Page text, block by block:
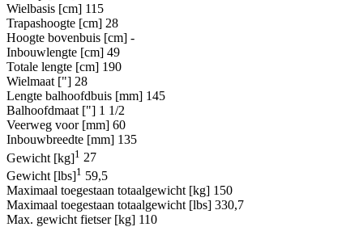
Wielbasis [cm] 115
Trapashoogte [cm] 28
Hoogte bovenbuis [cm] -
Inbouwlengte [cm] 49
Totale lengte [cm] 190
Wielmaat ["] 28
Lengte balhoofdbuis [mm] 145
Balhoofdmaat ["] 1 1/2
Veerweg voor [mm] 60
Inbouwbreedte [mm] 135
Gewicht [kg]1 27
Gewicht [lbs]1 59,5
Maximaal toegestaan totaalgewicht [kg] 150
Maximaal toegestaan totaalgewicht [lbs] 330,7
Max. gewicht fietser [kg] 110